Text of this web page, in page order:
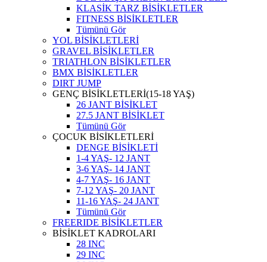
KLASİK TARZ BİSİKLETLER
FITNESS BİSİKLETLER
Tümünü Gör
YOL BİSİKLETLERİ
GRAVEL BİSİKLETLER
TRIATHLON BİSİKLETLER
BMX BİSİKLETLER
DIRT JUMP
GENÇ BİSİKLETLERİ(15-18 YAŞ)
26 JANT BİSİKLET
27.5 JANT BİSİKLET
Tümünü Gör
ÇOCUK BİSİKLETLERİ
DENGE BİSİKLETİ
1-4 YAŞ- 12 JANT
3-6 YAŞ- 14 JANT
4-7 YAŞ- 16 JANT
7-12 YAŞ- 20 JANT
11-16 YAŞ- 24 JANT
Tümünü Gör
FREERIDE BİSİKLETLER
BİSİKLET KADROLARI
28 INC
29 INC